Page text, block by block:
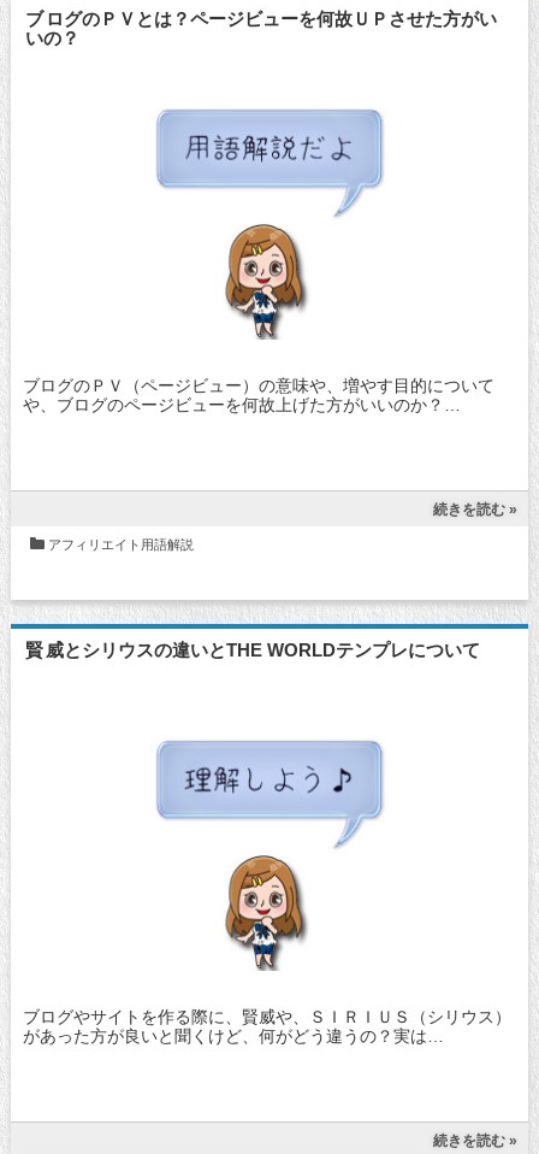
ブログのＰＶとは？ページビューを何故ＵＰさせた方がい
いの？
ブログのＰＶ（ページビュー）の意味や、増やす目的について
や、ブログのページビューを何故上げた方がいいのか？…
続きを読む »
アフィリエイト用語解説
賢威とシリウスの違いとTHE WORLDテンプレについて
ブログやサイトを作る際に、賢威や、ＳＩＲＩＵＳ（シリウス）
があった方が良いと聞くけど、何がどう違うの？実は…
続きを読む »